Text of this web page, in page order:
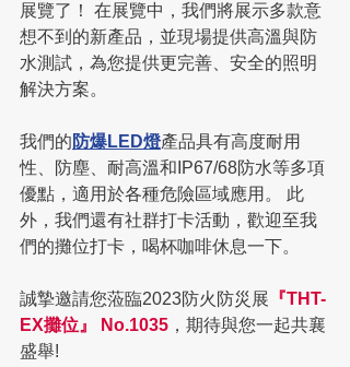
展覽了！ 在展覽中，我們將展示多款意
想不到的新產品，並現場提供高溫與防
水測試，為您提供更完善、安全的照明
解決方案。
我們的 防爆LED燈產品具有高度耐用
性、防塵、耐高溫和IP67/68防水等多項
優點，適用於各種危險區域應用。 此
外，我們還有社群打卡活動，歡迎至我
們的攤位打卡，喝杯咖啡休息一下。
誠摯邀請您蒞臨2023防火防災展 『THT-
EX攤位』 No.1035 ，期待與您一起共襄
盛舉!